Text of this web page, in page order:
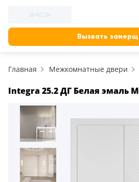
Вызвать
Главная Межкомнатные двери
Integra 25.2 ДГ Белая эмаль